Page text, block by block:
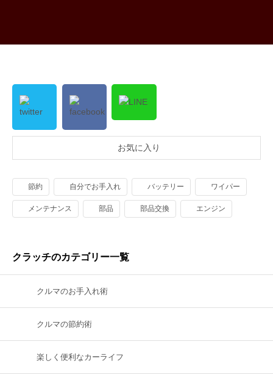
お気に入り
節約 自分でお手入れ バッテリー ワイパー
メンテナンス 部品 部品交換 エンジン
クラッチのカテゴリー一覧
クルマのお手入れ術
クルマの節約術
楽しく便利なカーライフ